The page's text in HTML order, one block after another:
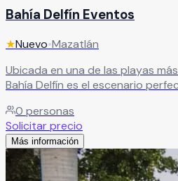
Bahía Delfín Eventos
★Nuevo•Mazatlán
Ubicada en una de las playas
Bahía Delfín es el escenario
algunos de los atardeceres más
Pacífico, creando un ambiente
a tus seres queridos un
inolvidable. Leer más
0 personas
Solicitar precio
Más información